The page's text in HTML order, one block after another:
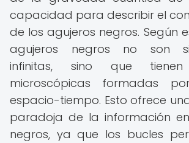
capacidad para describir el
de los agujeros negros. Según
agujeros negros no son
infinitas, sino que tienen
microscópicas formadas
espacio-tiempo. Esto ofrece
paradoja de la información
negros, ya que los bucles